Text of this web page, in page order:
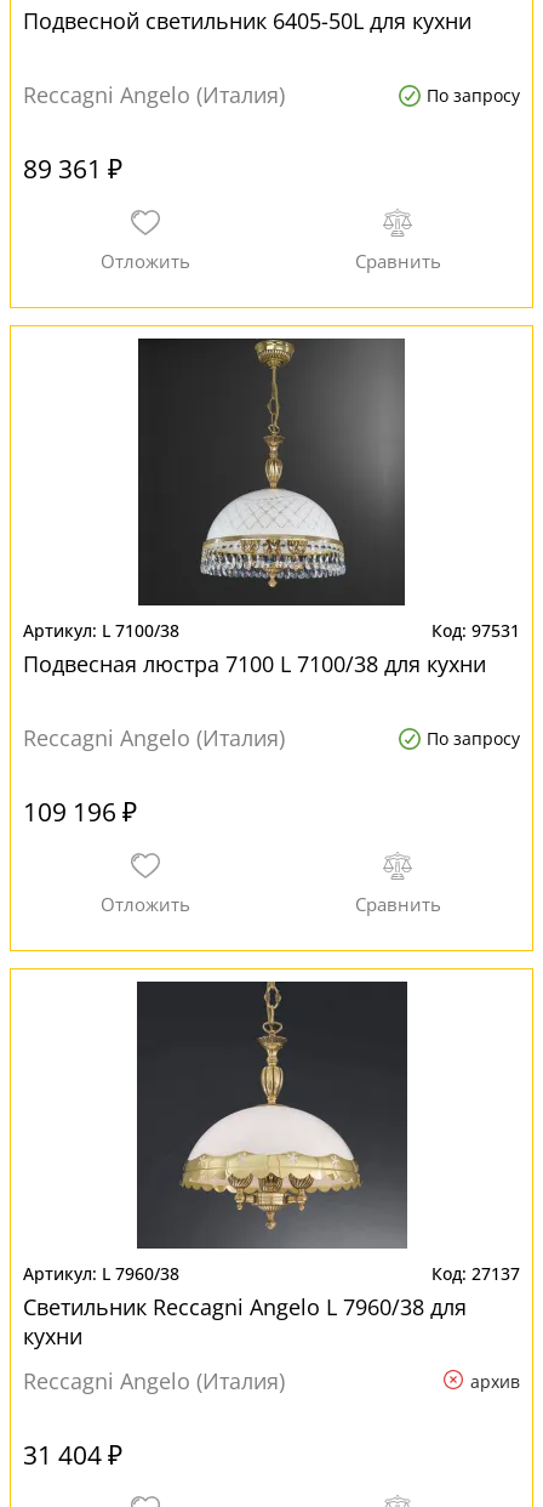
Подвесной светильник 6405-50L для кухни
Reccagni Angelo (Италия) По запросу
89 361 ₽
L 7100/38 97531
Подвесная люстра 7100 L 7100/38 для кухни
Reccagni Angelo (Италия) По запросу
109 196 ₽
L 7960/38 27137
Светильник Reccagni Angelo L 7960/38 для
кухни
Reccagni Angelo (Италия)
архив
31 404 ₽